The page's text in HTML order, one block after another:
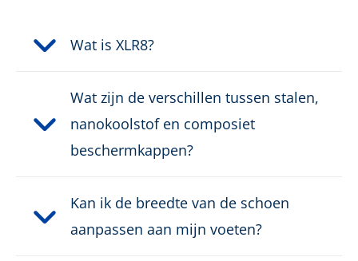
Gecertificeerde orthopedische binnenzool
Hoogte in cm: 14,5 cm
Wat is XLR8?
Wat zijn de verschillen tussen stalen,
nanokoolstof en composiet
beschermkappen?
Kan ik de breedte van de schoen
aanpassen aan mijn voeten?